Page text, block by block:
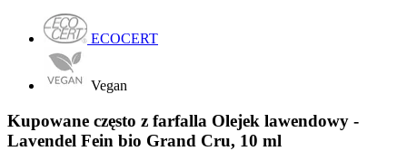
ECOCERT
Vegan
Kupowane często z farfalla Olejek lawendowy -
Lavendel Fein bio Grand Cru, 10 ml